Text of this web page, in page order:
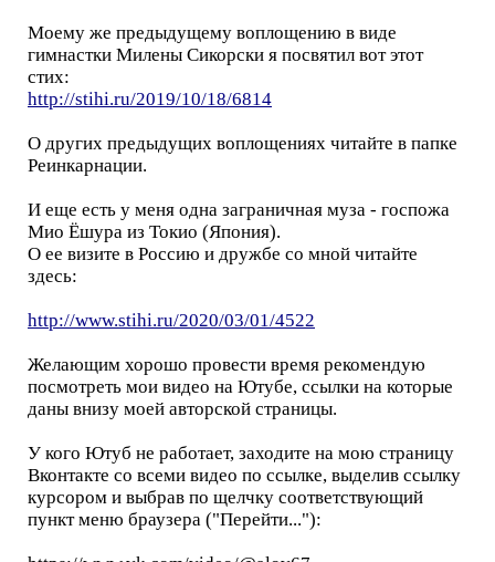
Моему же предыдущему воплощению в виде
гимнастки Милены Сикорски я посвятил вот этот
стих:
http://stihi.ru/2019/10/18/6814
О других предыдущих воплощениях читайте в папке
Реинкарнации.
И еще есть у меня одна заграничная муза - госпожа
Мио Ёшура из Токио (Япония).
О ее визите в Россию и дружбе со мной читайте
здесь:
http://www.stihi.ru/2020/03/01/4522
Желающим хорошо провести время рекомендую
посмотреть мои видео на Ютубе, ссылки на которые
даны внизу моей авторской страницы.
У кого Ютуб не работает, заходите на мою страницу
Вконтакте со всеми видео по ссылке, выделив ссылку
курсором и выбрав по щелчку соответствующий
пункт меню браузера ("Перейти..."):